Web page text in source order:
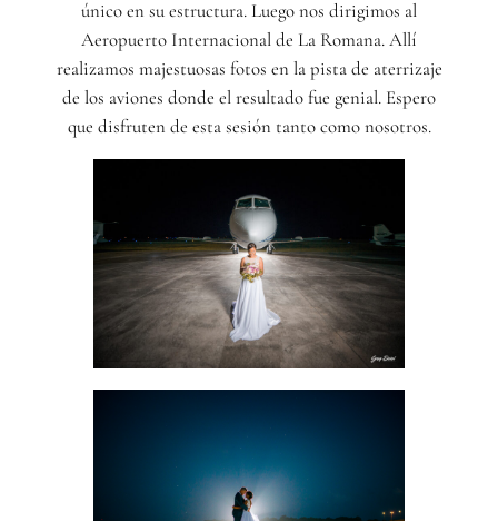
único en su estructura. Luego nos dirigimos al
Aeropuerto Internacional de La Romana. Allí
realizamos majestuosas fotos en la pista de aterrizaje
de los aviones donde el resultado fue genial. Espero
que disfruten de esta sesión tanto como nosotros.